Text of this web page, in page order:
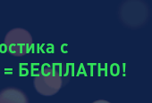
с
= БЕСПЛАТНО!